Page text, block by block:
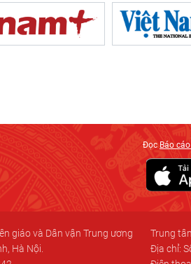
ĐọcBáo
giáo và Dân vận Trung ương
Hà Nội.
Trung
Địa chỉ: